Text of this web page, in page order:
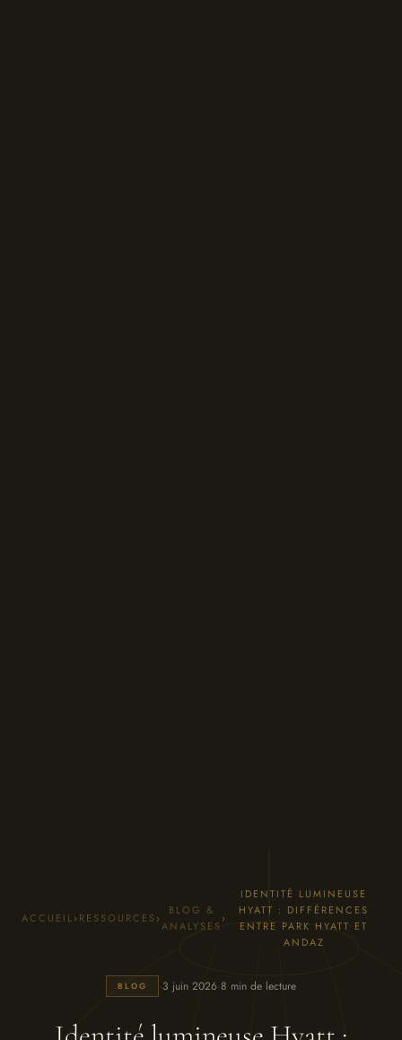
ACCUEIL› RESSOURCES›
BLOG &
ANALYSES
›
IDENTITÉ LUMINEUSE
HYATT : DIFFÉRENCES
ENTRE PARK HYATT ET
ANDAZ
BLOG ·3 juin 2026·8 min de lecture